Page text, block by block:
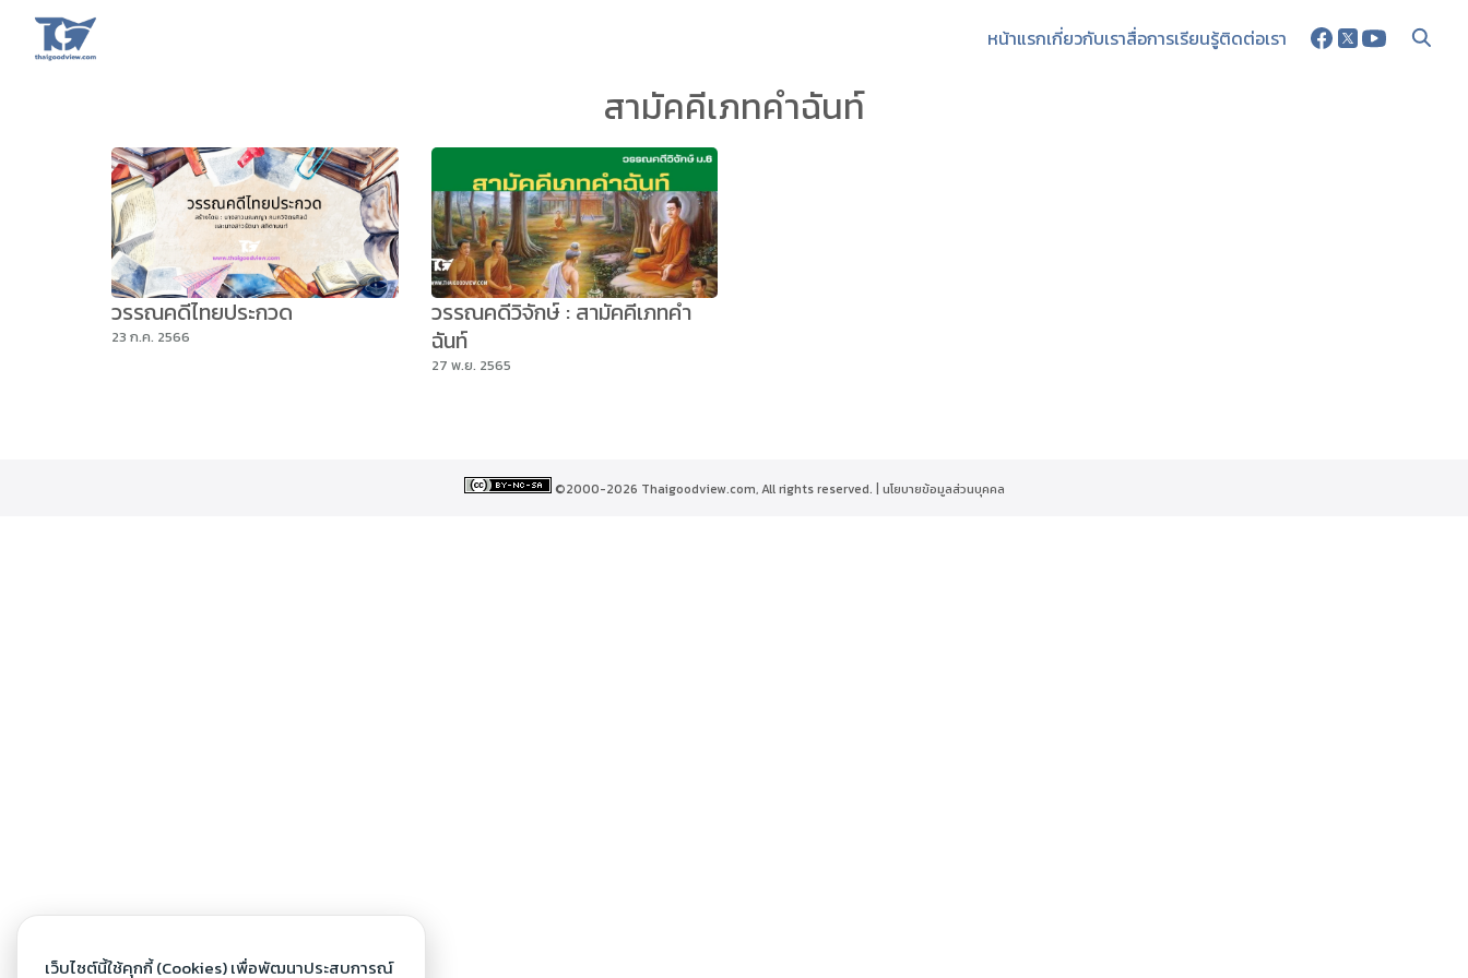
content
หน้าแรกเกี่ยวกับเราสื่อการเรียนรู้ติดต่อเรา
สามัคคีเภทคำฉันท์
วรรณคดีไทยประกวด
23 ก.ค. 2566
วรรณคดีวิจักษ์ : สามัคคีเภทคำ
ฉันท์
27 พ.ย. 2565
©2000-2026 Thaigoodview.com, All rights reserved. | นโยบายข้อมูลส่วนบุคคล
เว็บไซต์นี้ใช้คุกกี้ (Cookies) เพื่อพัฒนาประสบการณ์